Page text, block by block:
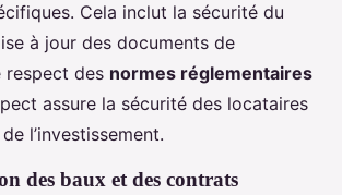
Cela inclut la sécurité du
à jour des documents de
respect des normes réglementaires
assure la sécurité des locataires
l’investissement.
des baux et des contrats